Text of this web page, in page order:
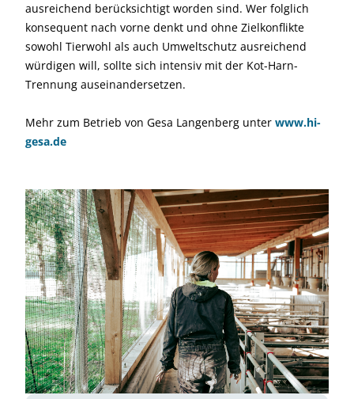
ausreichend berücksichtigt worden sind. Wer folglich
konsequent nach vorne denkt und ohne Zielkonflikte
sowohl Tierwohl als auch Umweltschutz ausreichend
würdigen will, sollte sich intensiv mit der Kot-Harn-
Trennung auseinandersetzen.
Mehr zum Betrieb von Gesa Langenberg unter www.hi-
gesa.de